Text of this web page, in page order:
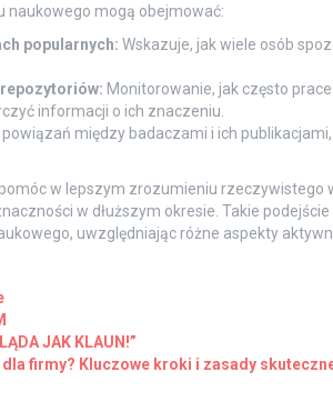
naukowego mogą obejmować:
popularnych: Wskazuje, jak wiele osób
Monitorowanie, jak często
informacji o ich znaczeniu.
powiązań między badaczami i ich
w lepszym zrozumieniu rzeczywistego
w dłuższym okresie. Takie
uwzględniając różne aspekty
JAK KLAUN!”
firmy? Kluczowe kroki i zasady